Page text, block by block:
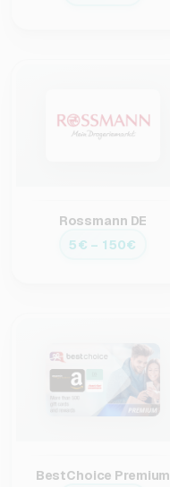
Rossmann DE
5€ – 150€
BestChoice Premium